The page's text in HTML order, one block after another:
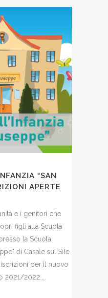
“SAN
APERTE
e i genitori che
figli alla Scuola
la Scuola
di Casale sul Sile
per il nuovo
2021/2022....